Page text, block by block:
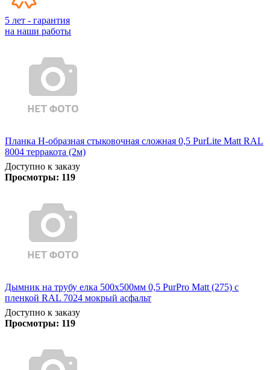
5 лет - гарантия
на наши работы
Планка Н-образная стыковочная сложная 0,5 PurLite Matt RAL
8004 терракота (2м)
Доступно к заказу
Просмотры: 119
Дымник на трубу елка 500х500мм 0,5 PurPro Matt (275) с
пленкой RAL 7024 мокрый асфальт
Доступно к заказу
Просмотры: 119